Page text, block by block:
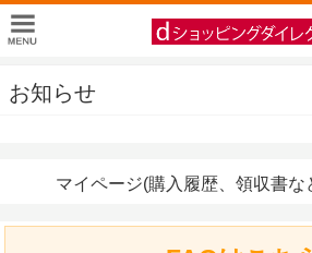
お知らせ
マイページ(購入履歴、領収書な